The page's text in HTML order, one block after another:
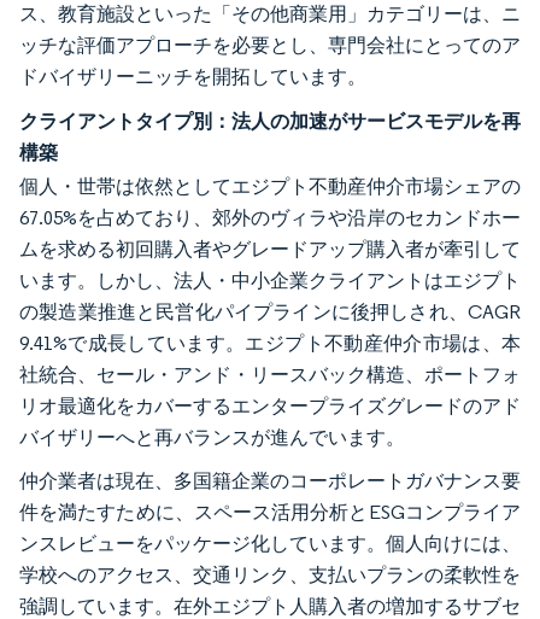
ス、教育施設といった「その他商業用」カテゴリーは、ニ
ッチな評価アプローチを必要とし、専門会社にとってのア
ドバイザリーニッチを開拓しています。
クライアントタイプ別：法人の加速がサービスモデルを再
構築
個人・世帯は依然としてエジプト不動産仲介市場シェアの
67.05%を占めており、郊外のヴィラや沿岸のセカンドホー
ムを求める初回購入者やグレードアップ購入者が牽引して
います。しかし、法人・中小企業クライアントはエジプト
の製造業推進と民営化パイプラインに後押しされ、CAGR
9.41%で成長しています。エジプト不動産仲介市場は、本
社統合、セール・アンド・リースバック構造、ポートフォ
リオ最適化をカバーするエンタープライズグレードのアド
バイザリーへと再バランスが進んでいます。
仲介業者は現在、多国籍企業のコーポレートガバナンス要
件を満たすために、スペース活用分析とESGコンプライア
ンスレビューをパッケージ化しています。個人向けには、
学校へのアクセス、交通リンク、支払いプランの柔軟性を
強調しています。在外エジプト人購入者の増加するサブセ